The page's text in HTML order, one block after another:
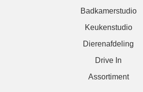
Badkamerstudio
Keukenstudio
Dierenafdeling
Drive In
Assortiment